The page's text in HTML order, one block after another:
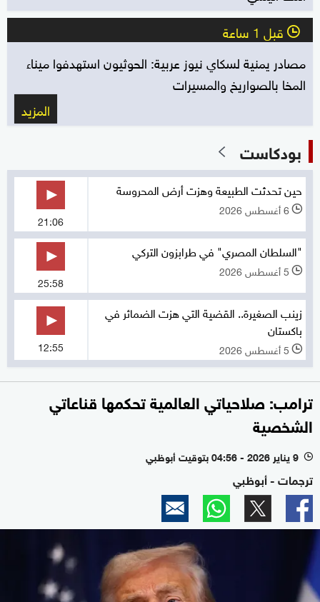
l قبل 1 ساعة
مصادر يمنية لسكاي نيوز عربية: الحوثيون استهدفوا ميناء
المخا بالصواريخ والمسيرات
المزيد
بودكاست
حين تحدثت الطبيعة وهزت أرض المحروسة
l 6 أغسطس 2026
21:06
"السلطان المصري" في طرابزون التركي
l 5 أغسطس 2026
25:58
زينب الصغيرة.. القضية التي هزت الضمائر في
باكستان
l 5 أغسطس 2026 12:55
ترامب: صلاحياتي العالمية تحكمها قناعاتي
الشخصية
l 9 يناير 2026 - 04:56 بتوقيت أبوظبي
ترجمات - أبوظبي